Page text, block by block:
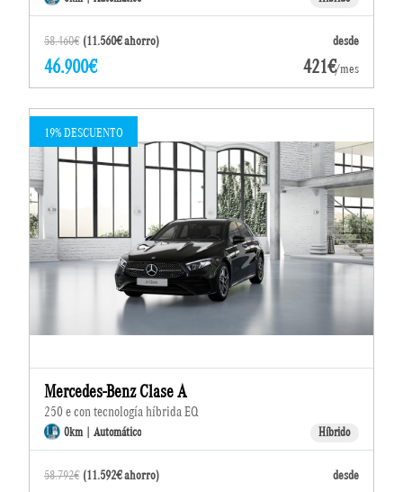
58.460€ (11.560€ ahorro) desde
46.900€ 421€/mes
19% DESCUENTO
Mercedes-Benz Clase A
250 e con tecnología híbrida EQ
0km | Automático Híbrido
58.792€ (11.592€ ahorro) desde